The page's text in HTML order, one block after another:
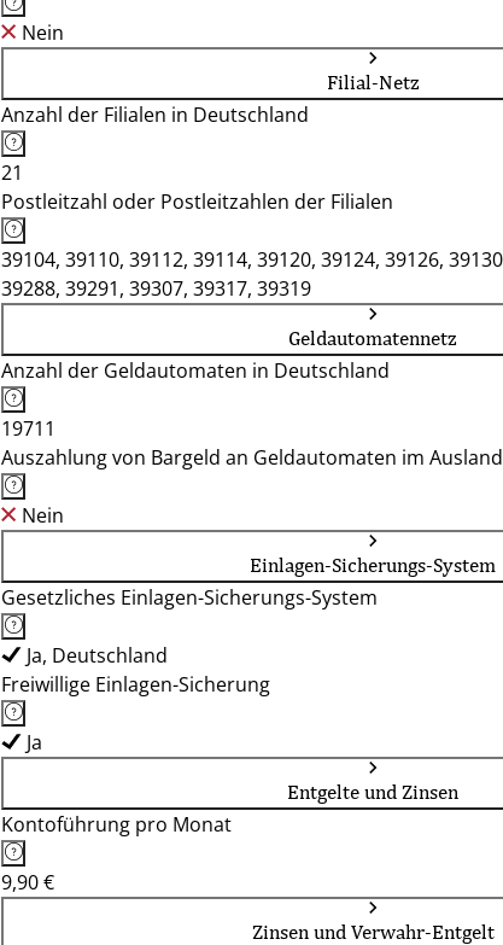
Nein
Filial-Netz
Anzahl der Filialen in Deutschland
21
Postleitzahl oder Postleitzahlen der Filialen
39104, 39110, 39112, 39114, 39120, 39124, 39126,
39288, 39291, 39307, 39317, 39319
Geldautomatennetz
Anzahl der Geldautomaten in Deutschland
19711
Auszahlung von Bargeld an Geldautomaten im
Nein
Einlagen-Sicherungs-System
Gesetzliches Einlagen-Sicherungs-System
Ja, Deutschland
Freiwillige Einlagen-Sicherung
Ja
Entgelte und Zinsen
Kontoführung pro Monat
9,90 €
Zinsen und Verwahr-Entgelt